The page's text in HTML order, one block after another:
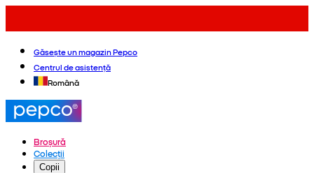
Găsește un magazin Pepco
Centrul de asistență
Română
Broșură
Colecții
Copii